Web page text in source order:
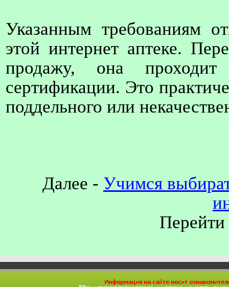
Указанным требованиям
этой интернет аптеке.
продажу, она
сертификации. Это
поддельного или
Далее - Учимся